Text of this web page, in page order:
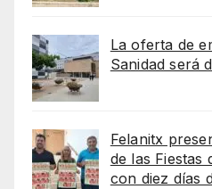
La oferta de
Sanidad será
Felanitx
de las Fiestas
con diez días